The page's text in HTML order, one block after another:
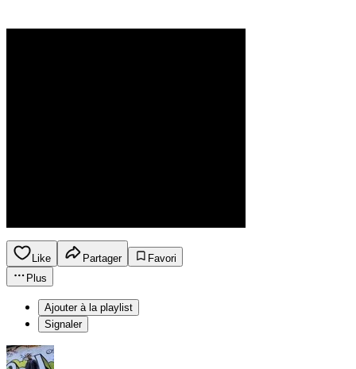
Like Partager
Favori
Plus
Ajouter à la playlist
Signaler